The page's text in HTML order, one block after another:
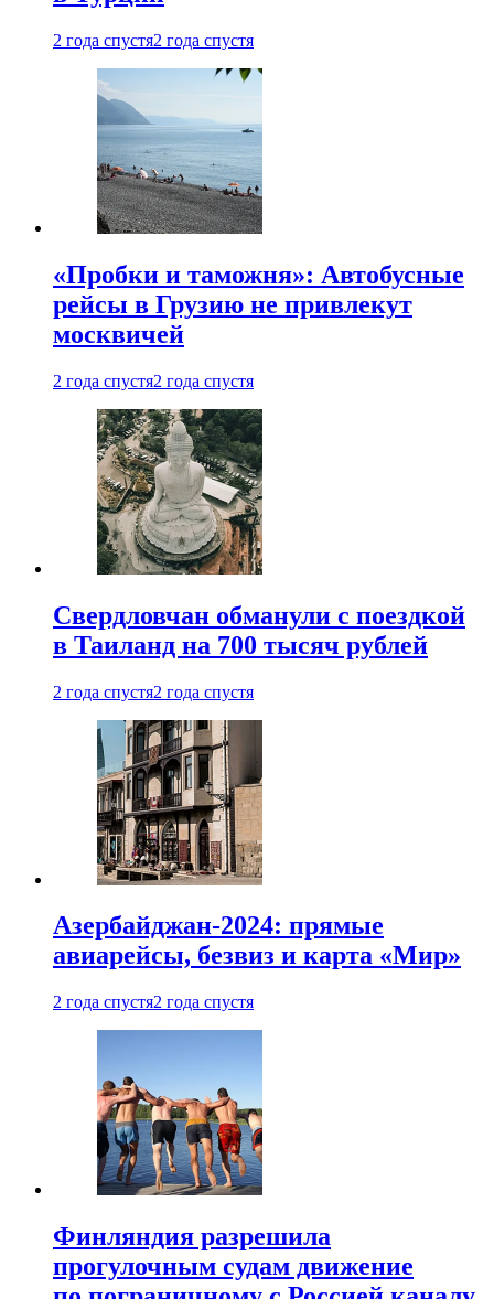
2 года спустя2 года спустя
«Пробки и таможня»: Автобусные
рейсы в Грузию не привлекут
москвичей
2 года спустя2 года спустя
Свердловчан обманули с поездкой
в Таиланд на 700 тысяч рублей
2 года спустя2 года спустя
Азербайджан-2024: прямые
авиарейсы, безвиз и карта «Мир»
2 года спустя2 года спустя
Финляндия разрешила
прогулочным судам движение